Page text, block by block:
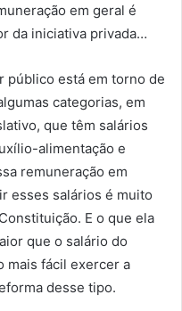
em geral é
da iniciativa privada…
público está em torno de
categorias, em
que têm salários
alimentação e
remuneração em
esses salários é muito
E o que ela
que o salário do
mais fácil exercer a
desse tipo.